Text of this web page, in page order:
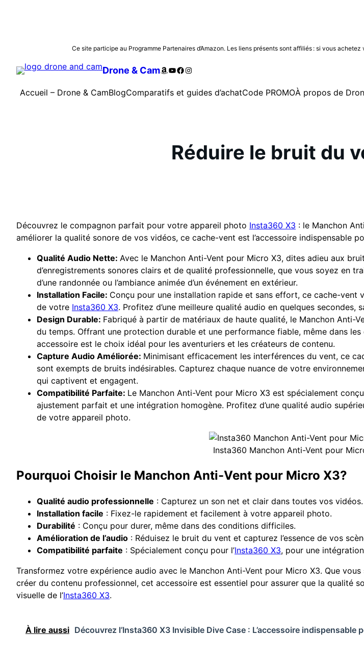
contenu
Ce site participe au Programme Partenaires d’Amazon. Les liens présents sont affiliés : si vous
Drone & CamAmazon
YouTube
Facebook
Instagram
Accueil – Drone & CamBlogComparatifs et guides d’achatCode PROMOÀ propos de
Réduire le bruit du
Découvrez le compagnon parfait pour votre appareil photo Insta360 X3 : le Manchon
améliorer la qualité sonore de vos vidéos, ce cache-vent est l’accessoire indispensable
Qualité Audio Nette: Avec le Manchon Anti-Vent pour Micro X3, dites adieu aux
d’enregistrements sonores clairs et de qualité professionnelle, que vous soyez en
d’une randonnée ou l’ambiance animée d’un événement en extérieur.
Installation Facile: Conçu pour une installation rapide et sans effort, ce cache-vent
de votre Insta360 X3. Profitez d’une meilleure qualité audio en quelques secondes,
Design Durable: Fabriqué à partir de matériaux de haute qualité, le Manchon Anti-
du temps. Offrant une protection durable et une performance fiable, même dans
accessoire est le choix idéal pour les aventuriers et les créateurs de contenu.
Capture Audio Améliorée: Minimisant efficacement les interférences du vent, ce
sont exempts de bruits indésirables. Capturez chaque nuance de votre
qui captivent et engagent.
Compatibilité Parfaite: Le Manchon Anti-Vent pour Micro X3 est spécialement
ajustement parfait et une intégration homogène. Profitez d’une qualité audio
de votre appareil photo.
Insta360 Manchon Anti-Vent pour
Pourquoi Choisir le Manchon Anti-Vent pour Micro X3?
Qualité audio professionnelle : Capturez un son net et clair dans toutes vos vidéos.
Installation facile : Fixez-le rapidement et facilement à votre appareil photo.
Durabilité : Conçu pour durer, même dans des conditions difficiles.
Amélioration de l’audio : Réduisez le bruit du vent et capturez l’essence de vos
Compatibilité parfaite : Spécialement conçu pour l’Insta360 X3, pour une
Transformez votre expérience audio avec le Manchon Anti-Vent pour Micro X3. Que
créer du contenu professionnel, cet accessoire est essentiel pour assurer que la qualité
visuelle de l’Insta360 X3.
À lire aussi Découvrez l’Insta360 X3 Invisible Dive Case : L’accessoire